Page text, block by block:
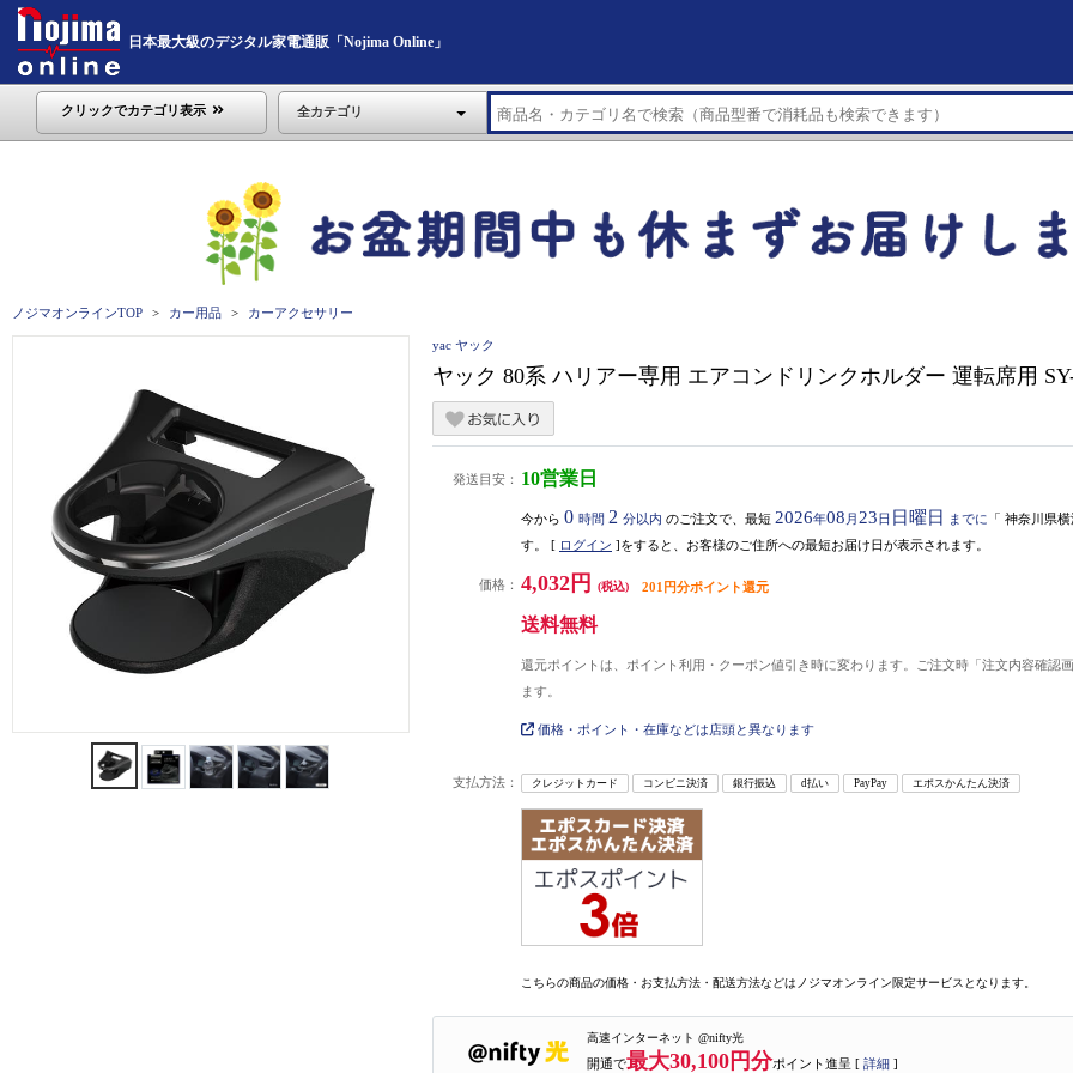
日本最大級のデジタル家電通販「Nojima Online」
クリックでカテゴリ表示 全カテゴリ
ノジマオンラインTOP カー用品 カーアクセサリー
yac ヤック
ヤック 80系 ハリアー専用 エアコンドリンクホルダー 運転席用
発送目安： 10営業日
今から 0 時間 2 分以内 のご注文で、最短 2026年08 月 23日 日曜日 までに 「 神奈川県横
す。 [ ログイン ]をすると、お客様のご住所への最短お届け日が表示されます。
価格： 4,032円 (税込) 201円分ポイント還元
送料無料
還元ポイントは、ポイント利用・クーポン値引き時に変わります。ご注文時「注文内容確認
ます。
価格・ポイント・在庫などは店頭と異なります
支払方法： クレジットカード コンビニ決済 銀行振込 d払い PayPay エポスかんたん決済
こちらの商品の価格・お支払方法・配送方法などはノジマオンライン限定サービスとなります。
高速インターネット @nifty光
開通で最大30,100円分ポイント進呈 [ 詳細 ]